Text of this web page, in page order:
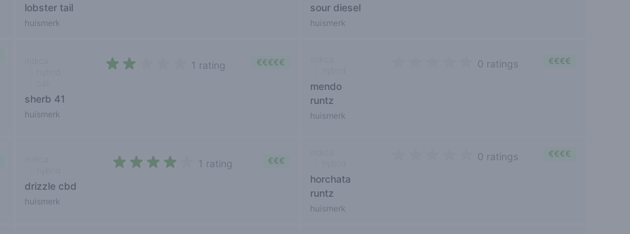
lobster tail
huismerk
sour diesel
huismerk
sherb 41
huismerk
1 rating €€€€€
mendo
runtz
huismerk
0 ratings €€€€
drizzle cbd
huismerk
1 rating €€€
horchata
runtz
huismerk
0 ratings €€€€